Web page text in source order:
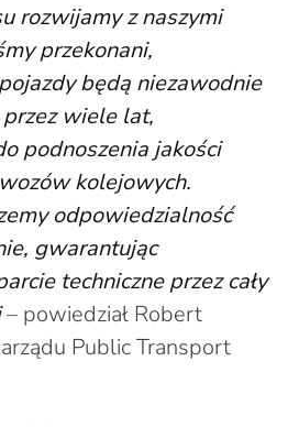
rozwijamy z naszymi
przekonani,
będą niezawodnie
przez wiele lat,
podnoszenia jakości
kolejowych.
odpowiedzialność
gwarantując
techniczne przez cały
– powiedział Robert
Public Transport